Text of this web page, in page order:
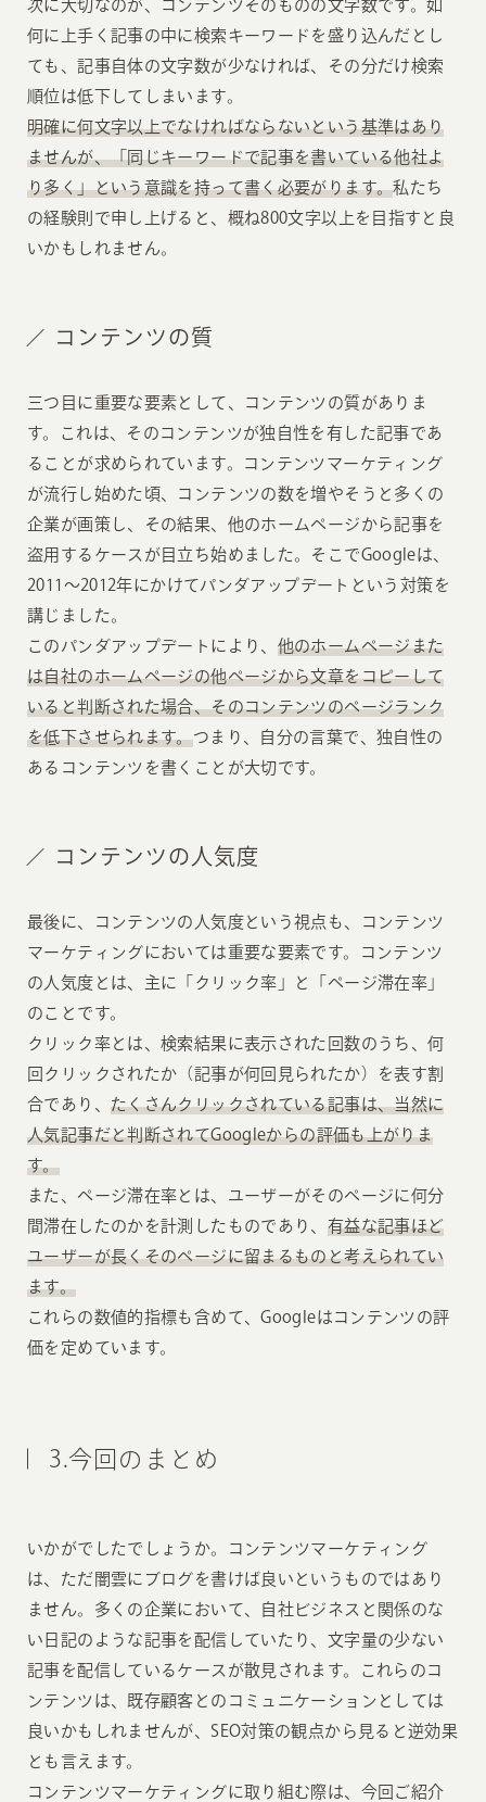
次に大切なのが、コンテンツそのものの文字数です。如
何に上手く記事の中に検索キーワードを盛り込んだとし
ても、記事自体の文字数が少なければ、その分だけ検索
順位は低下してしまいます。
明確に何文字以上でなければならないという基準はあり
ませんが、「同じキーワードで記事を書いている他社よ
り多く」という意識を持って書く必要がります。私たち
の経験則で申し上げると、概ね800文字以上を目指すと良
いかもしれません。
コンテンツの質
三つ目に重要な要素として、コンテンツの質がありま
す。これは、そのコンテンツが独自性を有した記事であ
ることが求められています。コンテンツマーケティング
が流行し始めた頃、コンテンツの数を増やそうと多くの
企業が画策し、その結果、他のホームページから記事を
盗用するケースが目立ち始めました。そこでGoogleは、
2011〜2012年にかけてパンダアップデートという対策を
講じました。
このパンダアップデートにより、 他のホームページまた
は自社のホームページの他ページから文章をコピーして
いると判断された場合、そのコンテンツのページランク
を低下させられます。つまり、自分の言葉で、独自性の
あるコンテンツを書くことが大切です。
コンテンツの人気度
最後に、コンテンツの人気度という視点も、コンテンツ
マーケティングにおいては重要な要素です。コンテンツ
の人気度とは、主に「クリック率」と「ページ滞在率」
のことです。
クリック率とは、検索結果に表示された回数のうち、何
回クリックされたか（記事が何回見られたか）を表す割
合であり、 たくさんクリックされている記事は、当然に
人気記事だと判断されてGoogleからの評価も上がりま
す。
また、ページ滞在率とは、ユーザーがそのページに何分
間滞在したのかを計測したものであり、 有益な記事ほど
ユーザーが長くそのページに留まるものと考えられてい
ます。
これらの数値的指標も含めて、Googleはコンテンツの評
価を定めています。
3.今回のまとめ
いかがでしたでしょうか。コンテンツマーケティング
は、ただ闇雲にブログを書けば良いというものではあり
ません。多くの企業において、自社ビジネスと関係のな
い日記のような記事を配信していたり、文字量の少ない
記事を配信しているケースが散見されます。これらのコ
ンテンツは、既存顧客とのコミュニケーションとしては
良いかもしれませんが、SEO対策の観点から見ると逆効果
とも言えます。
コンテンツマーケティングに取り組む際は、今回ご紹介